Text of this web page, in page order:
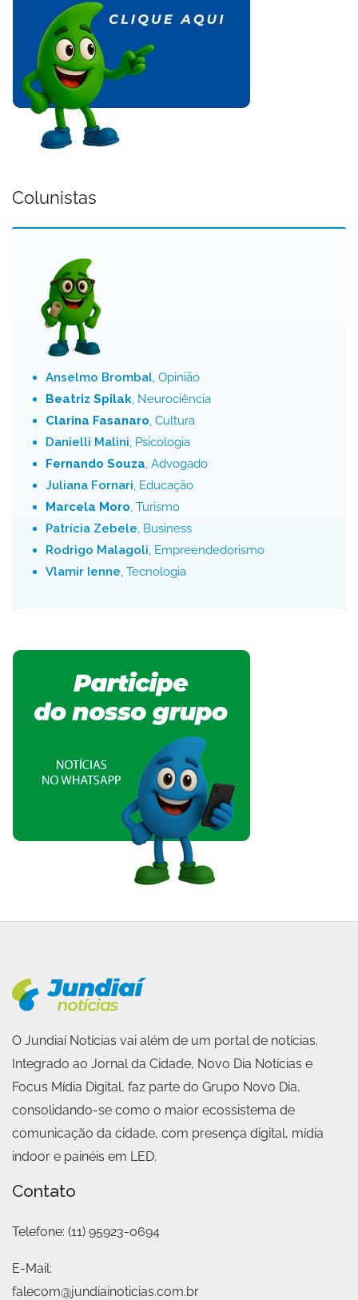
Colunistas
Anselmo Brombal, Opinião
Beatriz Spilak, Neurociência
Clarina Fasanaro, Cultura
Danielli Malini, Psicologia
Fernando Souza, Advogado
Juliana Fornari, Educação
Marcela Moro, Turismo
Patrícia Zebele, Business
Rodrigo Malagoli, Empreendedorismo
Vlamir Ienne, Tecnologia
O Jundiaí Notícias vai além de um portal de notícias.
Integrado ao Jornal da Cidade, Novo Dia Notícias e
Focus Mídia Digital, faz parte do Grupo Novo Dia,
consolidando-se como o maior ecossistema de
comunicação da cidade, com presença digital, mídia
indoor e painéis em LED.
Contato
Telefone: (11) 95923-0694
E-Mail:
falecom@jundiainoticias.com.br